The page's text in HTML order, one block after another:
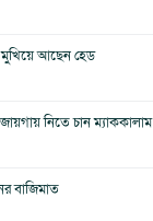
মুখিয়ে আছেন হেড
নিতে চান ম্যাককালাম
বাজিমাত